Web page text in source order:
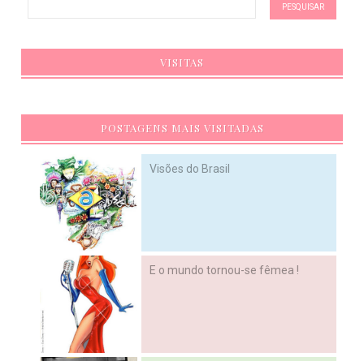
VISITAS
POSTAGENS MAIS VISITADAS
Visões do Brasil
E o mundo tornou-se fêmea !